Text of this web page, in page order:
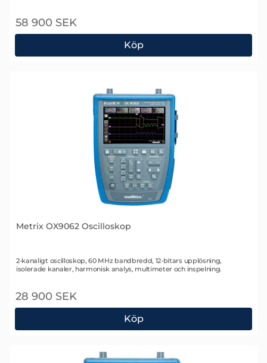
58 900 SEK
Köp
Metrix OX9302-BUS Oscilloskop
Metrix OX9062 Oscilloskop
Art. nr 2109
2-kanaligt oscilloskop, 60 MHz bandbredd, 12-bitars upplösning,
isolerade kanaler, harmonisk analys, multimeter och inspelning.
28 900 SEK
Köp
Metrix OX9062 Oscilloskop